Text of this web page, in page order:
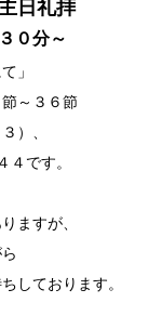
日礼拝
０分～
」
～３６節
）、
４です。
ますが、
しております。